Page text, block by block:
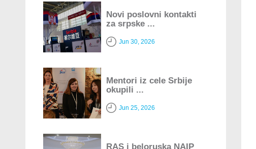
Novi poslovni kontakti
za srpske ...
Jun 30, 2026
Mentori iz cele Srbije
okupili ...
Jun 25, 2026
RAS i beloruska NAIP